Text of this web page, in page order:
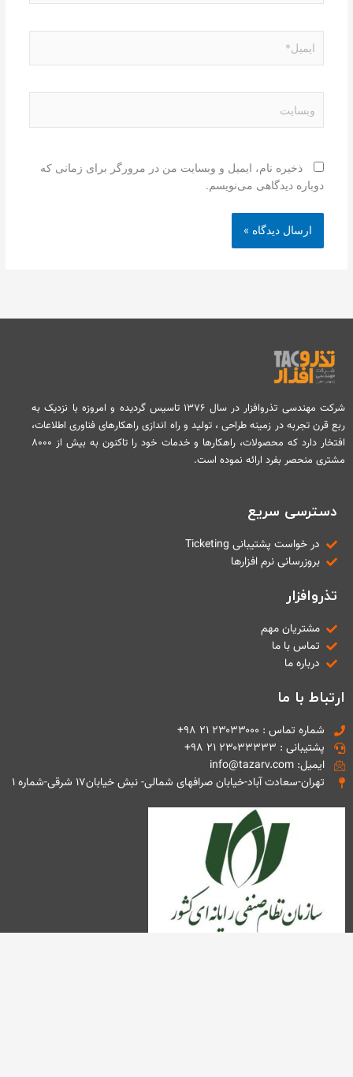
ذخیره نام، ایمیل و وبسایت من در مرورگر برای زمانی که
دوباره دیدگاهی می‌نویسم.
شرکت مهندسی تذروافزار در سال ۱۳۷۶ تاسیس گردیده و امروزه با نزدیک به
ربع قرن تجربه در زمینه طراحی ، تولید و راه اندازی راهکارهای فناوری اطلاعات،
افتخار دارد که محصولات، راهکارها و خدمات خود را تاکنون به بیش از ۸۰۰۰
مشتری منحصر بفرد ارائه نموده است.
دسترسی سریع
در خواست پشتیبانی Ticketing
بروزرسانی نرم افزارها
تذروافزار
مشتریان مهم
تماس با ما
درباره ما
ارتباط با ما
شماره تماس : ۲۳۰۳۳۰۰۰ ۲۱ ۹۸+
پشتیبانی : ۲۳۰۳۳۳۳۳ ۲۱ ۹۸+
ایمیل: info@tazarv.com
تهران-سعادت آباد-خیابان صرافهای شمالی- نبش خیابان۱۷ شرقی-شماره ۱